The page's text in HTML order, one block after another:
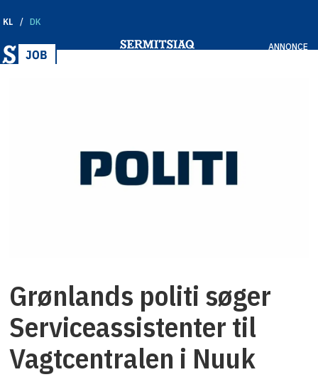
KL DK
ANNONCE
Grønlands politi søger
Serviceassistenter til
Vagtcentralen i Nuuk